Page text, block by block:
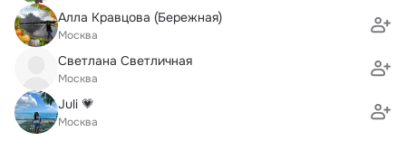
Алла Кравцова (Бережная)
Москва
Светлана Светличная
Москва
Juli 💗
Москва